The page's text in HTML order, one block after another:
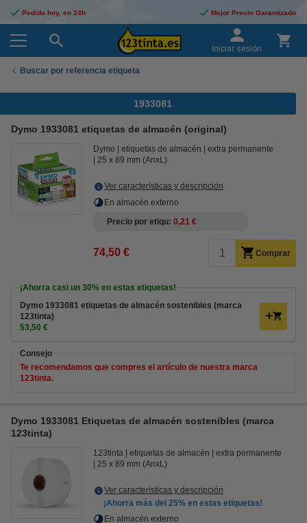
Pedido hoy, en 24h Mejor Precio Garantizado
Iniciar sesión
Buscar por referencia etiqueta
1933081
Dymo 1933081 etiquetas de almacén (original)
Dymo etiquetas de almacén
extra permanente
25 x 89 mm (AnxL)
Ver características y descripción
En almacén externo
Precio por etiqu 0,21 €
74,50 € Comprar
¡Ahorra casi un 30% en estas etiquetas!
Dymo 1933081 etiquetas de almacén sostenibles (marca
123tinta)
53,50 €
Consejo
Te recomendamos que compres el artículo de nuestra marca
123tinta.
Dymo 1933081 Etiquetas de almacén sostenibles (marca
123tinta)
123tinta etiquetas de almacén
extra permanente
25 x 89 mm (AnxL)
Ver características y descripción
¡Ahorra más del 25% en estas etiquetas!
En almacén externo